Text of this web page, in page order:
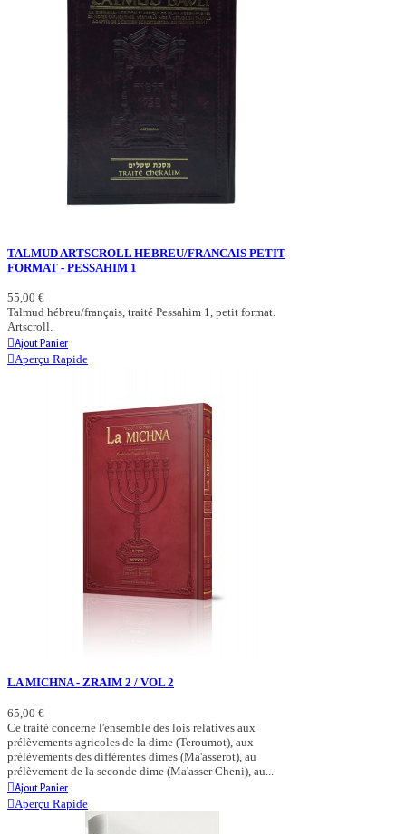
TALMUD ARTSCROLL HEBREU/FRANCAIS PETIT
FORMAT - PESSAHIM 1
55,00 €
Talmud hébreu/français, traité Pessahim 1, petit format.
Artscroll.
Ajout Panier
Aperçu Rapide
LA MICHNA - ZRAIM 2 / VOL 2
65,00 €
Ce traité concerne l'ensemble des lois relatives aux
prélèvements agricoles de la dime (Teroumot), aux
prélèvements des différentes dimes (Ma'asserot), au
prélèvement de la seconde dime (Ma'asser Cheni), au...
Ajout Panier
Aperçu Rapide